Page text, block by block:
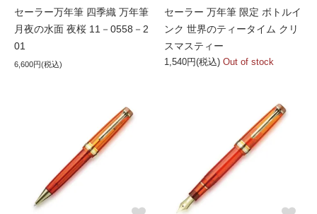
セーラー万年筆 四季織 万年筆
月夜の水面 夜桜 11－0558－2
01
6,600円(税込)
セーラー 万年筆 限定 ボトルイ
ンク 世界のティータイム クリ
スマスティー
1,540円(税込) Out of stock